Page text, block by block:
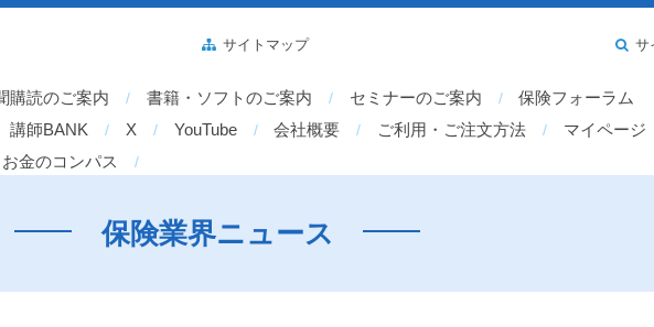
購読のご案内 書籍・ソフトのご案内 セミナーのご案内
保険フォーラム
講師BANK X YouTube 会社概要 ご利用・ご注文方法
マイページ
お金のコンパス
サイトマップ サ
保険業界ニュース